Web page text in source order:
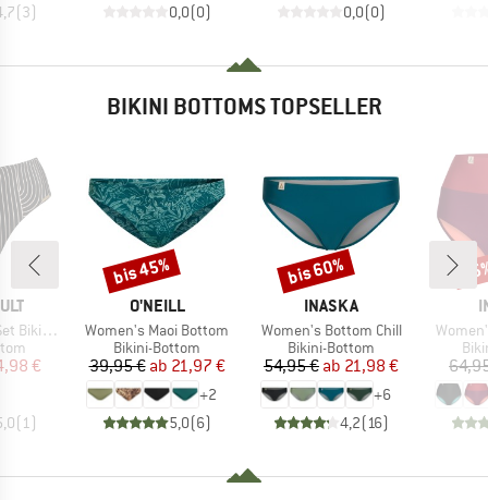
(3) 0,0(0) 0,0(0)
BIKINI BOTTOMS TOPSELLER
No. 263
Preis
€
(1)
MARKE
O'NEILL
Artikel
Women's Maoi Bottom
Produktgruppe
Bikini-Bottom
Preis
39,95 € reduzierter Preis
ab 21,97 €
+2
5,0(6)
Rabatt
bis 45%
MARKE
INASKA
Artikel
Women's Bottom Chill
Produktgruppe
Bikini-Bottom
Preis
54,95 € reduzierter Preis
ab 21,98 €
+6
4,2(16)
Rabatt
bis 60%
Artikel